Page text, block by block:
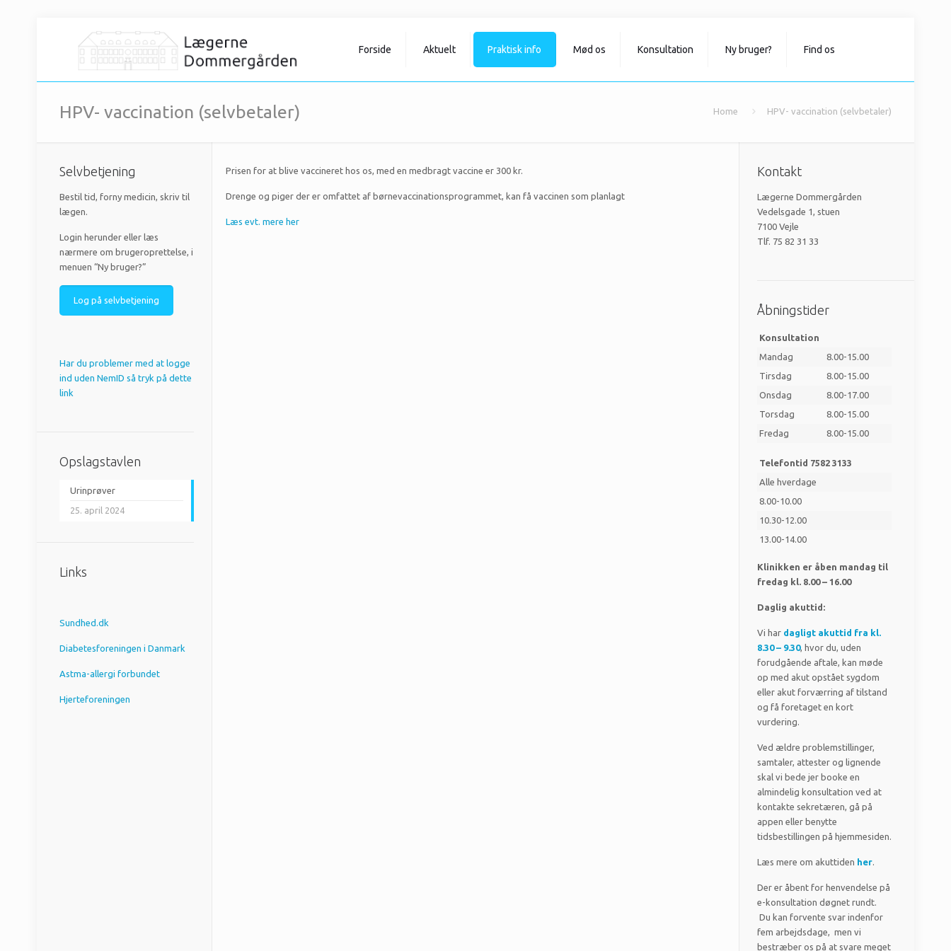
Forside Aktuelt Praktisk info Mød os Konsultation Ny bruger? Find os
HPV- vaccination (selvbetaler) Home HPV- vaccination (selvbetaler)
Prisen for at blive vaccineret hos os, med en medbragt vaccine er 300 kr.
Drenge og piger der er omfattet af børnevaccinationsprogrammet, kan få vaccinen som planlagt
Læs evt. mere her
Selvbetjening
Bestil tid, forny medicin, skriv til
lægen.
Login herunder eller læs
nærmere om brugeroprettelse, i
menuen “Ny bruger?”
Log på selvbetjening
Har du problemer med at logge
ind uden NemID så tryk på dette
link
Opslagstavlen
Urinprøver
25. april 2024
Links
Sundhed.dk
Diabetesforeningen i Danmark
Astma-allergi forbundet
Hjerteforeningen
Kontakt
Lægerne Dommergården
Vedelsgade 1, stuen
7100 Vejle
Tlf. 75 82 31 33
Åbningstider
Konsultation
Mandag
8.00-15.00
Tirsdag
8.00-15.00
Onsdag
8.00-17.00
Torsdag
8.00-15.00
Fredag
8.00-15.00
Telefontid 7582 3133
Alle hverdage
8.00-10.00
10.30-12.00
13.00-14.00
Klinikken er åben mandag til
fredag kl. 8.00 – 16.00
Daglig akuttid:
Vi har dagligt akuttid fra kl.
8.30 – 9.30, hvor du, uden
forudgående aftale, kan møde
op med akut opstået sygdom
eller akut forværring af tilstand
og få foretaget en kort
vurdering.
Ved ældre problemstillinger,
samtaler, attester og lignende
skal vi bede jer booke en
almindelig konsultation ved at
kontakte sekretæren, gå på
appen eller benytte
tidsbestillingen på hjemmesiden.
Læs mere om akuttiden her.
Der er åbent for henvendelse på
e-konsultation døgnet rundt.
Du kan forvente svar indenfor
fem arbejdsdage, men vi
bestræber os på at svare meget